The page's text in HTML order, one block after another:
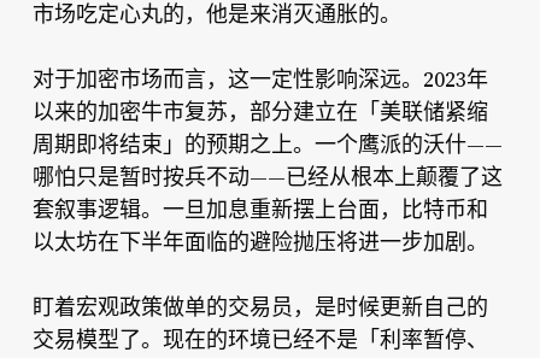
市场吃定心丸的，他是来消灭通胀的。
对于加密市场而言，这一定性影响深远。2023年
以来的加密牛市复苏，部分建立在「美联储紧缩
周期即将结束」的预期之上。一个鹰派的沃什——
哪怕只是暂时按兵不动——已经从根本上颠覆了这
套叙事逻辑。一旦加息重新摆上台面，比特币和
以太坊在下半年面临的避险抛压将进一步加剧。
盯着宏观政策做单的交易员，是时候更新自己的
交易模型了。现在的环境已经不是「利率暂停、